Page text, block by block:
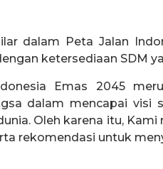
dalam Peta Jalan
ketersediaan SDM
Emas 2045
dalam mencapai visi
Oleh karena itu,
rekomendasi untuk